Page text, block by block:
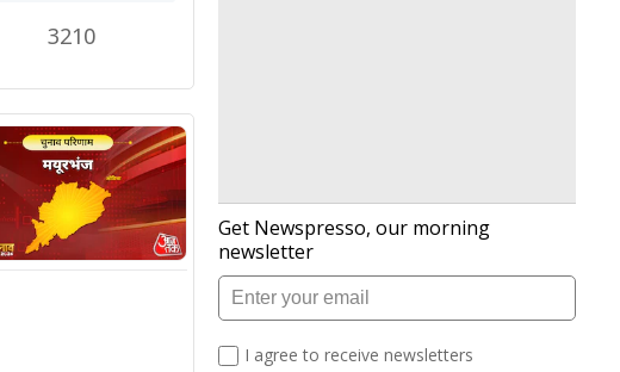
3210